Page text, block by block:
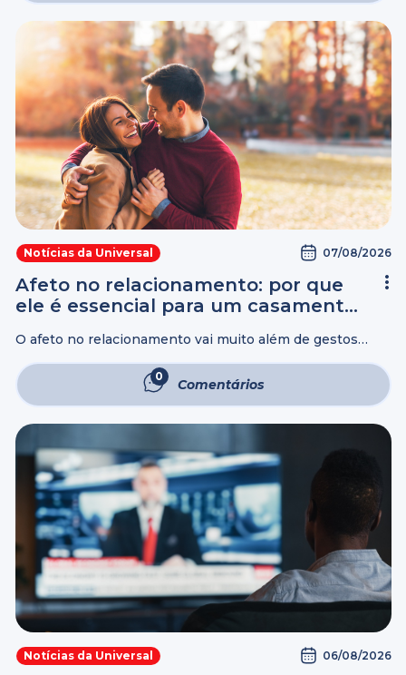
Notícias da Universal 07/08/2026
Afeto no relacionamento: por que
ele é essencial para um casamento
O afeto no relacionamento vai muito além de gestos
cuidado fortalecem o vínculo entre marido e mulher e
também servem de base para quem ...
0 Comentários
Notícias da Universal 06/08/2026